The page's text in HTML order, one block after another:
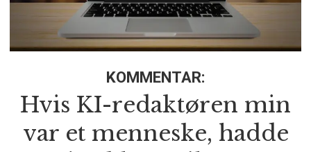
KOMMENTAR:
Hvis KI-redaktøren min
var et menneske, hadde